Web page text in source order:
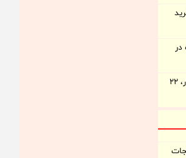
در
روایت یک مأموریت بزرگ؛ ۲۲ سال افتخار، ۲۲